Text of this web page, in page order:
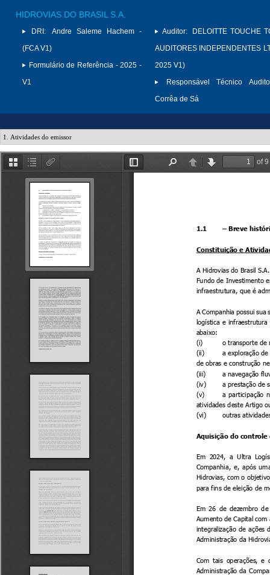
HIDROVIAS DO BRASIL S.A.
DRI:
Andre Saleme Hachem -
(FCA V1)
Formulário de Referência - 2025 -
V1
Auditor:
DELOITTE TOUCHE
AUDITORES INDEPENDENTES
2025 V1)
Responsável Técnico
Corrêa de Sá